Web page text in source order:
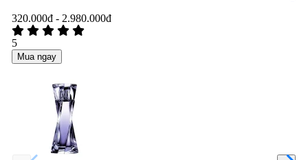
320.000đ - 2.980.000đ
5
Mua ngay